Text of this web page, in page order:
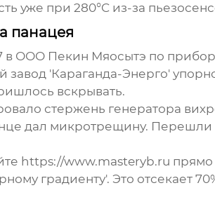
уже при 280°C из-за
панацея
в ООО Пекин Мяосытэ по
завод 'Караганда-Энерго'
вскрывать.
стержень генератора
дал микротрещину. Перешли
https://www.masteryb.ru прямо
градиенту'. Это отсекает